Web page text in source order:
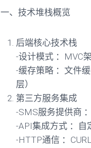
一、技术堆栈概览
后端核心技术栈
-设计模式 ：MVC
-缓存策略 ：文件
层）
第三方服务集成
-SMS服务提供商
-API集成方式 ：自
-HTTP通信 ：